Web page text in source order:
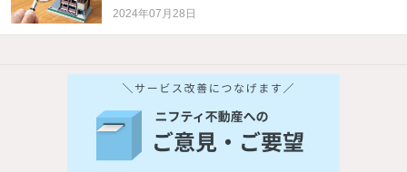
2024年07月28日
他の人はこんな条件で絞り込んでいます！
バス・トイレ別 2階以上